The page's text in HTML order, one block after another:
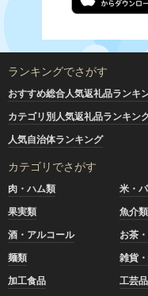
ランキングでさがす
おすすめ総合人気返礼品ランキ
カテゴリ別人気返礼品ランキン
人気自治体ランキング
カテゴリでさがす
肉・ハム類 米・
果実類
魚介類
酒・アルコール
お茶
麺類
雑貨
加工食品
工芸品